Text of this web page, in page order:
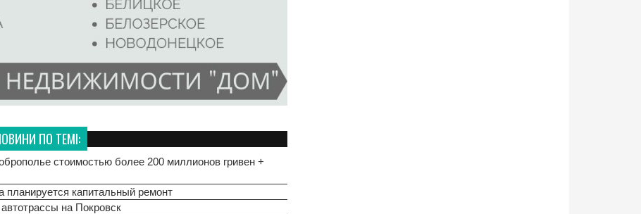
ПО ТЕМІ:
стоимостью более 200 миллионов гривен +
планируется капитальный ремонт
на Покровск